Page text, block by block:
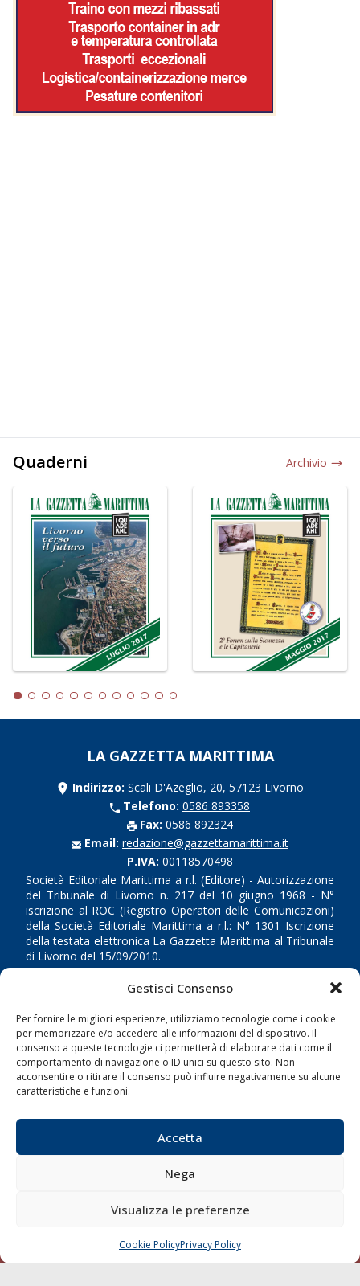
Gestisci Consenso
Per fornire le migliori esperienze, utilizziamo tecnologie come i cookie
per memorizzare e/o accedere alle informazioni del dispositivo. Il
consenso a queste tecnologie ci permetterà di elaborare dati come il
comportamento di navigazione o ID unici su questo sito. Non
acconsentire o ritirare il consenso può influire negativamente su alcune
caratteristiche e funzioni.
Accetta
Nega
Visualizza le preferenze
Cookie PolicyPrivacy Policy
Quaderni Archivio
LA GAZZETTA MARITTIMA
Indirizzo: Scali D'Azeglio, 20, 57123 Livorno
Telefono: 0586 893358
Fax: 0586 892324
Email: redazione@gazzettamarittima.it
P.IVA: 00118570498
Società Editoriale Marittima a r.l. (Editore) - Autorizzazione
del Tribunale di Livorno n. 217 del 10 giugno 1968 - N°
iscrizione al ROC (Registro Operatori delle Comunicazioni)
della Società Editoriale Marittima a r.l.: N° 1301 Iscrizione
della testata elettronica La Gazzetta Marittima al Tribunale
di Livorno del 15/09/2010.
LINK
Shipping
Porti/Interporti
Trasporti
Compagnie di Navigazione
Blue economy
Contatti
CHIAMA SCRIVI